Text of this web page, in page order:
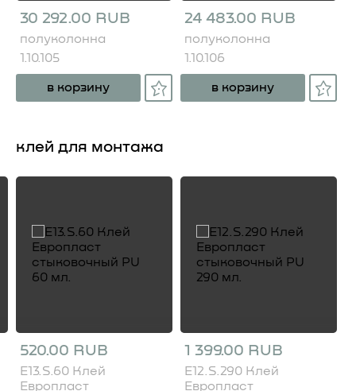
30 292.00 RUB
полуколонна
1.10.105
в корзину
24 483.00 RUB
полуколонна
1.10.106
в корзину
клей для монтажа
520.00 RUB
E13.S.60 Клей
Европласт
1 399.00 RUB
E12.S.290 Клей
Европласт